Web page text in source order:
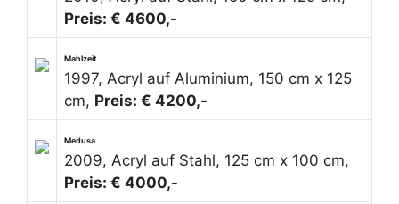
Preis: € 4600,-
Mahlzeit
1997, Acryl auf Aluminium, 150 cm x 125
cm, Preis: € 4200,-
Medusa
2009, Acryl auf Stahl, 125 cm x 100 cm,
Preis: € 4000,-